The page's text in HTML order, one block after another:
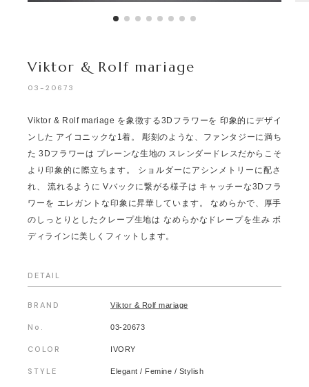
Viktor & Rolf mariage
03-20673
Viktor & Rolf mariage を象徴する3Dフラワーを 印象的にデザイ
ンした アイコニックな1着。 彫刻のような、ファンタジーに満ち
た 3Dフラワーは プレーンな生地の スレンダードレスだからこそ
より印象的に際立ちます。 ショルダーにアシンメトリーに配さ
れ、 流れるように Vバックに繋がる様子は キャッチーな3Dフラ
ワーを エレガントな印象に昇華しています。 なめらかで、厚手
のしっとりとしたクレープ生地は なめらかなドレープを生み ボ
ディラインに美しくフィットします。
DETAIL
BRAND Viktor & Rolf mariage
No. 03-20673
COLOR IVORY
STYLE Elegant / Femine / Stylish